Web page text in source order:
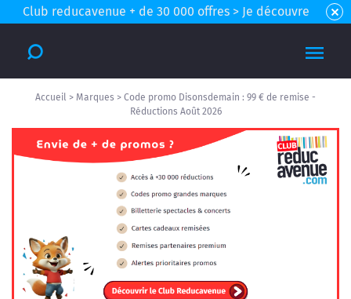
Club reducavenue + de 30 000 offres > Je découvre
Accueil > Marques > Code promo Disonsdemain : 99 € de remise -
Réductions Août 2026